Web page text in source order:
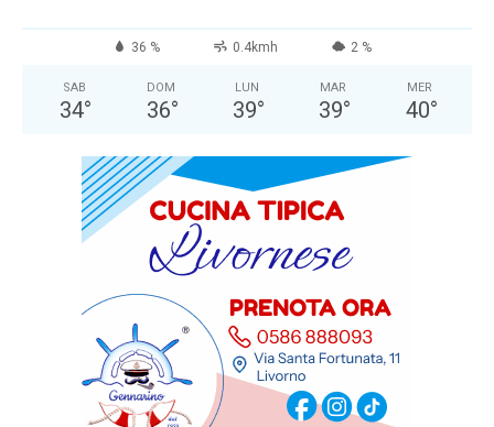
36 % 0.4kmh 2 %
SAB
34°
DOM
36°
LUN
39°
MAR
39°
MER
40°